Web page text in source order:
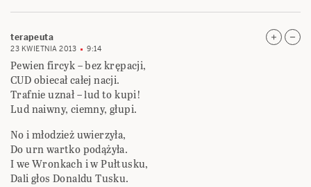
terapeuta
23 KWIETNIA 2013 9:14
Pewien fircyk – bez krępacji,
CUD obiecał całej nacji.
Trafnie uznał – lud to kupi!
Lud naiwny, ciemny, głupi.
No i młodzież uwierzyła,
Do urn wartko podążyła.
I we Wronkach i w Pułtusku,
Dali głos Donaldu Tusku.